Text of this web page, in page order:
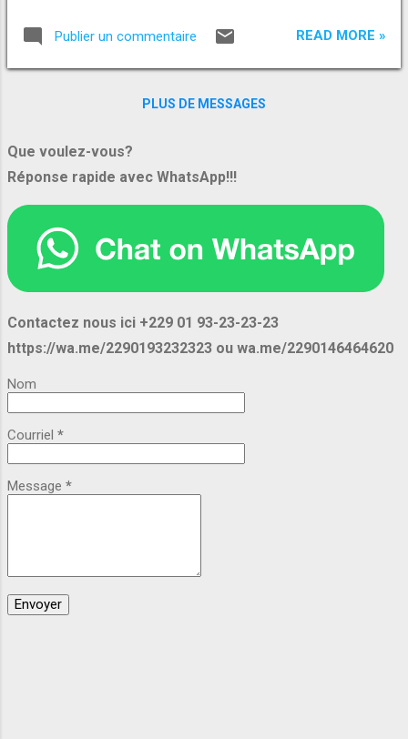
européen et asiatique partenaire fiable pour
également: noix de cajou brutes...
à chariot / clayettes avec les chariots et bacs, 1 peleur à
abrasion, 1 éminceuse et ses outils de coupe, 1 mixer,
nombreuses tables et étagères inox , 3 balances, futs
1 table 1 étiqueteuse pour étiquettes adhésives 1 table, 1
flexibles de nettoyage et pistolets, casseroles. Pour plus
d'informations demandez les nous ou contactez nous pour
https://wa.me/2290193232323 +229 01 46-46-46-20
https...
Publier un commentaire READ MORE »
PLUS DE MESSAGES
Que voulez-vous?
Réponse rapide avec WhatsApp!!!
Contactez nous ici +229 01 93-23-23-23
https://wa.me/2290193232323 ou wa.me/2290146464620
Nom
Courriel *
Message *